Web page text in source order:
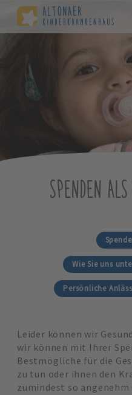
SPENDEN
Wie Sie uns
Persönliche
Leider können wir
wir können mit Ihrer
Bestmögliche für die
zu tun oder ihnen den
zumindest so